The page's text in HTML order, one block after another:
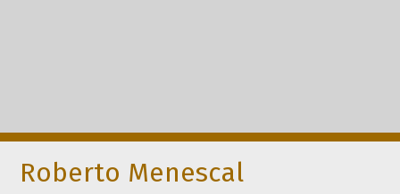
Roberto Menescal